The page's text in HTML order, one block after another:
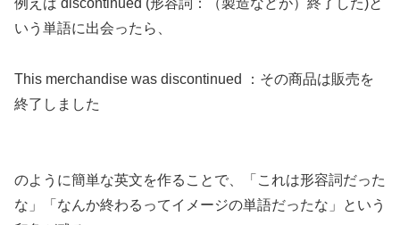
例えば discontinued (形容詞：（製造などが）終了した)と
いう単語に出会ったら、
This merchandise was discontinued ：その商品は販売を
終了しました
のように簡単な英文を作ることで、「これは形容詞だった
な」「なんか終わるってイメージの単語だったな」という